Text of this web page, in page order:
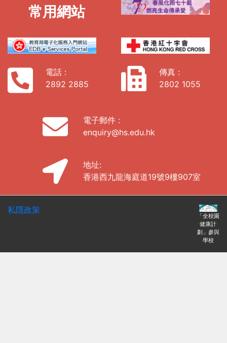
常用網站
電話 :
2892 2885
傳真 :
2802 1055
電子郵件 :
enquiry@hs.edu.hk
地址:
香港西九龍海庭道19號9樓907室
私隱政策
「全校園
健康計
劃」參與
學校